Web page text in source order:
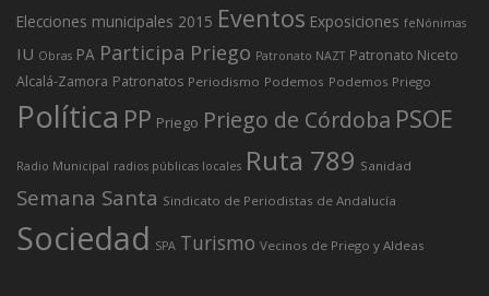
Elecciones municipales 2015 Eventos Exposiciones feNónimas
IU Obras PA Participa Priego Patronato NAZT Patronato Niceto
Alcalá-Zamora Patronatos Periodismo Podemos Podemos Priego
Política PP Priego Priego de Córdoba PSOE
Radio Municipal radios públicas locales Ruta 789 Sanidad
Semana Santa Sindicato de Periodistas de Andalucía
Sociedad SPA Turismo Vecinos de Priego y Aldeas